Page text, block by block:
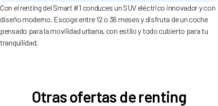
Con el renting del Smart #1 conduces un SUV eléctrico innovador y con
diseño moderno. Escoge entre 12 o 36 meses y disfruta de un coche
pensado para la movilidad urbana, con estilo y todo cubierto para tu
tranquilidad.
Otras ofertas de renting